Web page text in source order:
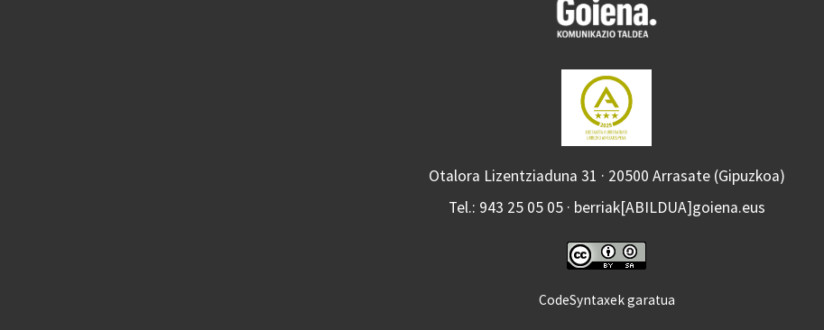
Otalora Lizentziaduna 31 · 20500 Arrasate (Gipuzkoa)
Tel.: 943 25 05 05 · berriak[ABILDUA]goiena.eus
CodeSyntaxek garatua